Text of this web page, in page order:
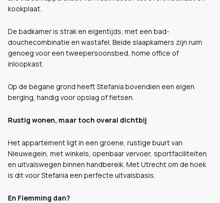
kookplaat.
De badkamer is strak en eigentijds, met een bad-
douchecombinatie en wastafel. Beide slaapkamers zijn ruim
genoeg voor een tweepersoonsbed, home office of
inloopkast.
Op de begane grond heeft Stefania bovendien een eigen
berging, handig voor opslag of fietsen.
Rustig wonen, maar toch overal dichtbij
Het appartement ligt in een groene, rustige buurt van
Nieuwegein, met winkels, openbaar vervoer, sportfaciliteiten
en uitvalswegen binnen handbereik. Met Utrecht om de hoek
is dit voor Stefania een perfecte uitvalsbasis.
En Flemming dan?